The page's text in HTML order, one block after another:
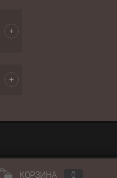
КОРЗИНА 0